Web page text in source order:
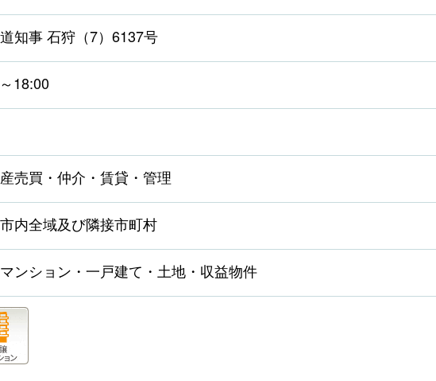
知事 石狩（7）6137号
18:00
売買・仲介・賃貸・管理
内全域及び隣接市町村
ンション・一戸建て・土地・収益物件